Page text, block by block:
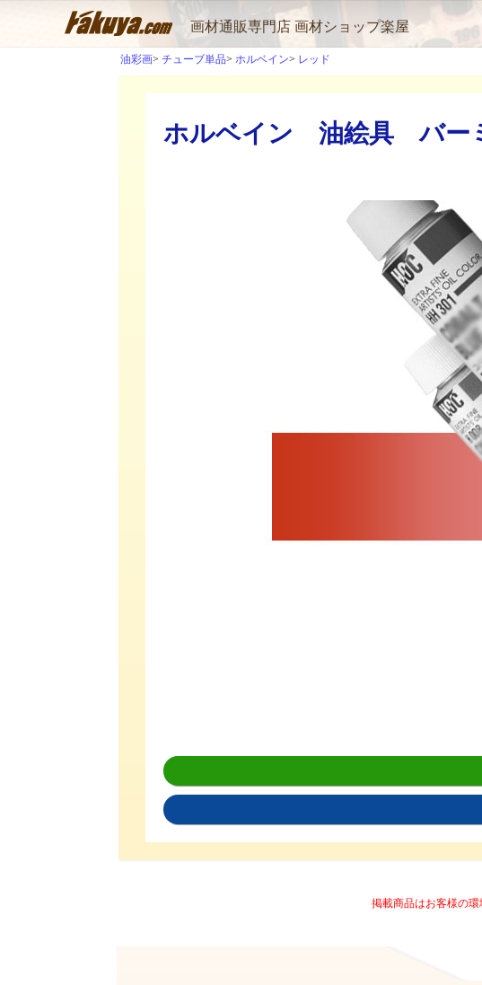
画材通販専門店 画材ショップ楽屋
油彩画 チューブ単品 ホルベイン レッド
ホルベイン 油絵具 バー
掲載商品はお客様の